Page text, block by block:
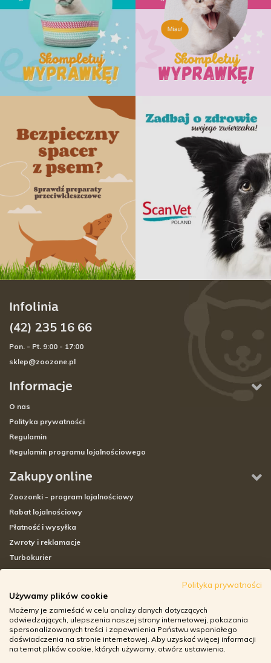
Informacje
O nas
Polityka prywatności
Regulamin
Regulamin programu lojalnościowego
Zakupy online
Zoozonki - program lojalnościowy
Rabat lojalnościowy
Płatność i wysyłka
Zwroty i reklamacje
Turbokurier
Adresy sklepów stacjonarnych
Godziny otwarcia sklepów
Aplikacja zoozone.pl
Zwroty i reklamacje
Infolinia
(42) 235 16 66
Pon. - Pt. 9:00 - 17:00
sklep@zoozone.pl
Polityka prywatności
Używamy plików cookie
Możemy je zamieścić w celu analizy danych dotyczących
odwiedzających, ulepszenia naszej strony internetowej, pokazania
spersonalizowanych treści i zapewnienia Państwu wspaniałego
doświadczenia na stronie internetowej. Aby uzyskać więcej informacji
na temat plików cookie, których używamy, otwórz ustawienia.